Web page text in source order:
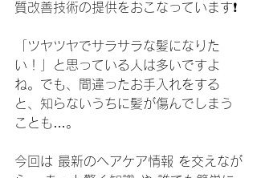
質改善技術の提供をおこなっています❗️
「ツヤツヤでサラサラな髪になりた
い！」と思っている人は多いですよ
ね。でも、間違ったお手入れをする
と、知らないうちに髪が傷んでしまう
ことも…。
今回は 最新のヘアケア情報 を交えなが